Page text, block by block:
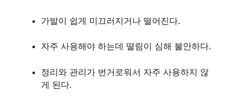
가발이 쉽게 미끄러지거나 떨어진다.
자주 사용해야 하는데 떨림이 심해 불안하다.
정리와 관리가 번거로워서 자주 사용하지 않
게 된다.